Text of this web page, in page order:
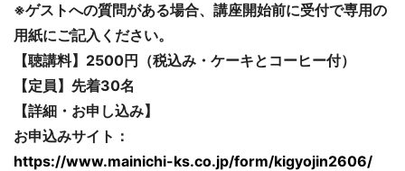
※ゲストへの質問がある場合、講座開始前に受付で専用の
用紙にご記入ください。
【聴講料】2500円（税込み・ケーキとコーヒー付）
【定員】先着30名
【詳細・お申し込み】
お申込みサイト：
https://www.mainichi-ks.co.jp/form/kigyojin2606/